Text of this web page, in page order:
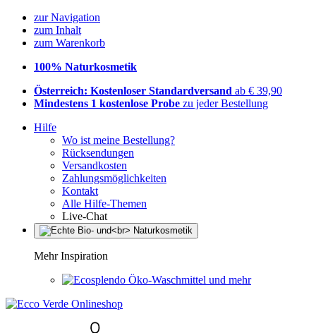
zur Navigation
zum Inhalt
zum Warenkorb
100% Naturkosmetik
Österreich: Kostenloser Standardversand ab € 39,90
Mindestens 1 kostenlose Probe zu jeder Bestellung
Hilfe
Wo ist meine Bestellung?
Rücksendungen
Versandkosten
Zahlungsmöglichkeiten
Kontakt
Alle Hilfe-Themen
Live-Chat
Mehr Inspiration
Öko-Waschmittel und mehr